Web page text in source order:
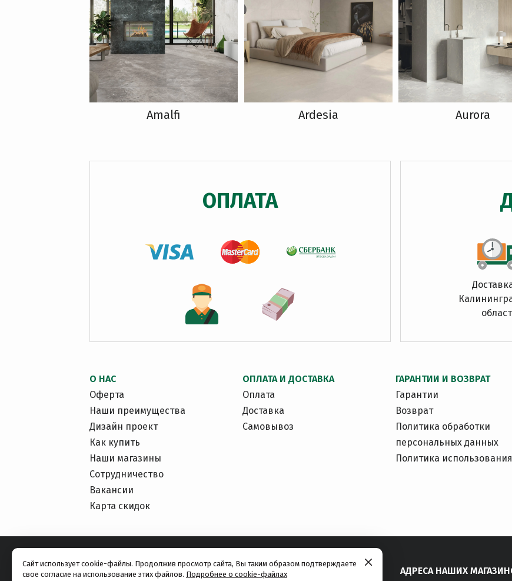
Amalfi Ardesia Aurora
ОПЛАТА
О НАС
Оферта
Наши преимущества
Дизайн проект
Как купить
Наши магазины
Сотрудничество
Вакансии
Карта скидок
ОПЛАТА И ДОСТАВКА
Оплата
Доставка
Самовывоз
ГАРАНТИИ И ВОЗВРАТ
Гарантии
Возврат
Политика обработки
персональных данных
Политика
АДРЕСА НАШИХ
Сайт использует cookie-файлы. Продолжив просмотр сайта, Вы таким образом подтверждаете
свое согласие на использование этих файлов. Подробнее о cookie-файлах